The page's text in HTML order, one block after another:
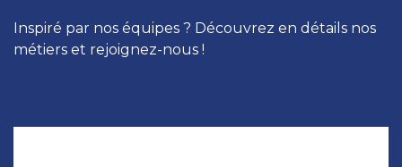
Inspiré par nos équipes ? Découvrez en détails nos
métiers et rejoignez-nous !